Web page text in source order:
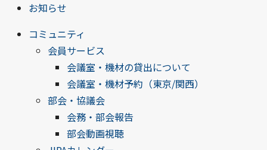
お知らせ
コミュニティ
会員サービス
会議室・機材の貸出について
会議室・機材予約（東京/関西）
部会・協議会
会務・部会報告
部会動画視聴